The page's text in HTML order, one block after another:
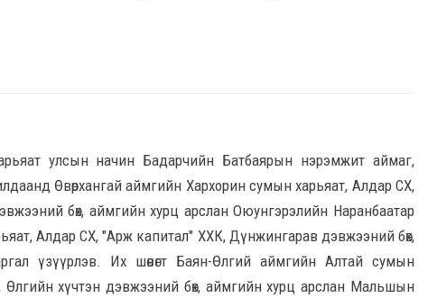
улсын начин Бадарчийн Батбаярын нэрэмжит аймаг,
Өвөрхангай аймгийн Хархорин сумын харьяат, Алдар СХ,
бөх, аймгийн хурц арслан Оюунгэрэлийн Наранбаатар
Алдар СХ, "Арж капитал" ХХК, Дүнжингарав дэвжээний бөх,
үзүүрлэв. Их шөвөгт Баян-Өлгий аймгийн Алтай сумын
Өлгийн хүчтэн дэвжээний бөх, аймгийн хурц арслан Мальшын